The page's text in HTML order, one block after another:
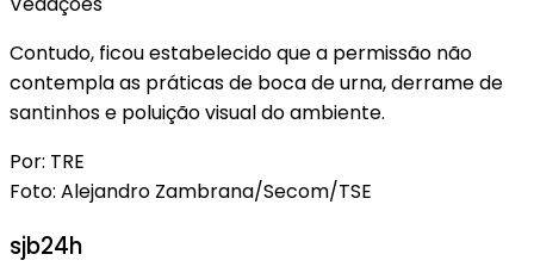
Contudo, ficou estabelecido que a permissão não
contempla as práticas de boca de urna, derrame de
santinhos e poluição visual do ambiente.
Por: TRE
Foto: Alejandro Zambrana/Secom/TSE
sjb24h